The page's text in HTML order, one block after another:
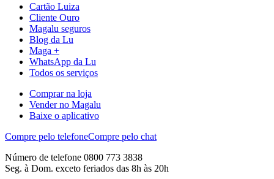
Cartão Luiza
Cliente Ouro
Magalu seguros
Blog da Lu
Maga +
WhatsApp da Lu
Todos os serviços
Comprar na loja
Vender no Magalu
Baixe o aplicativo
Compre pelo telefoneCompre pelo chat
Número de telefone 0800 773 3838
Seg. à Dom. exceto feriados das 8h às 20h